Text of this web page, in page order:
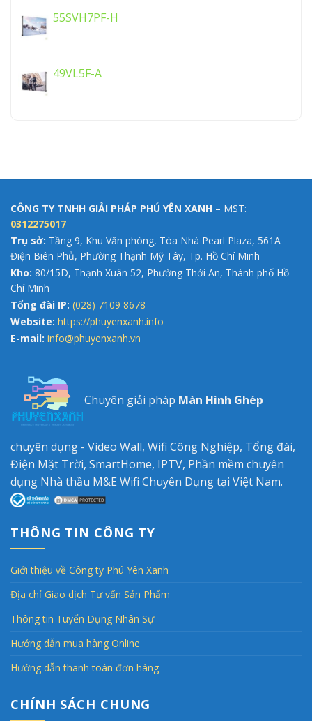
55SVH7PF-H
49VL5F-A
CÔNG TY TNHH GIẢI PHÁP PHÚ YÊN XANH – MST:
0312275017
Trụ sở: Tầng 9, Khu Văn phòng, Tòa Nhà Pearl Plaza, 561A
Điện Biên Phủ, Phường Thạnh Mỹ Tây, Tp. Hồ Chí Minh
Kho: 80/15D, Thạnh Xuân 52, Phường Thới An, Thành phố Hồ
Chí Minh
Tổng đài IP: (028) 7109 8678
Website: https://phuyenxanh.info
E-mail: info@phuyenxanh.vn
Chuyên giải pháp Màn Hình Ghép
chuyên dụng - Video Wall, Wifi Công Nghiệp, Tổng đài,
Điện Mặt Trời, SmartHome, IPTV, Phần mềm chuyên
dụng Nhà thầu M&E Wifi Chuyên Dụng tại Việt Nam.
THÔNG TIN CÔNG TY
Giới thiệu về Công ty Phú Yên Xanh
Địa chỉ Giao dịch Tư vấn Sản Phẩm
Thông tin Tuyển Dụng Nhân Sự
Hướng dẫn mua hàng Online
Hướng dẫn thanh toán đơn hàng
CHÍNH SÁCH CHUNG